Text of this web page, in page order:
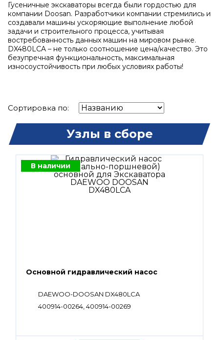
Гусеничные экскаваторы всегда были гордостью для
компании Doosan. Разработчики компании стремились и
создавали машины ускоряющие выполнение любой
задачи и строительного процесса, учитывая
востребованность данных машин на мировом рынке.
DX480LCA – не только соотношение цена/качество. Это
безупречная функциональность, максимальная
износоустойчивость при любых условиях работы!
Сортировка по:
Узлы в сборе
В наличии
Основной гидравлический насос
DAEWOO-DOOSAN DX480LCA
400914-00264, 400914-00269